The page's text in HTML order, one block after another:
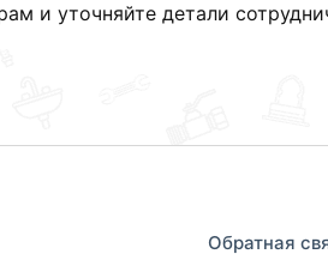
и уточняйте детали
Обратная